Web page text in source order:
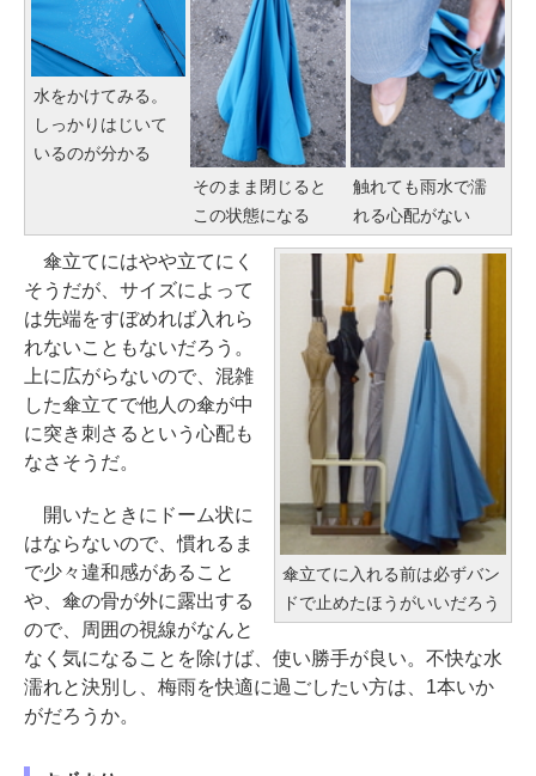
水をかけてみる。
しっかりはじいて
いるのが分かる
そのまま閉じると
この状態になる
触れても雨水で濡
れる心配がない
傘立てに入れる前は必ずバン
ドで止めたほうがいいだろう
傘立てにはやや立てにく
そうだが、サイズによって
は先端をすぼめれば入れら
れないこともないだろう。
上に広がらないので、混雑
した傘立てで他人の傘が中
に突き刺さるという心配も
なさそうだ。
開いたときにドーム状に
はならないので、慣れるま
で少々違和感があること
や、傘の骨が外に露出する
ので、周囲の視線がなんと
なく気になることを除けば、使い勝手が良い。不快な水
濡れと決別し、梅雨を快適に過ごしたい方は、1本いか
がだろうか。